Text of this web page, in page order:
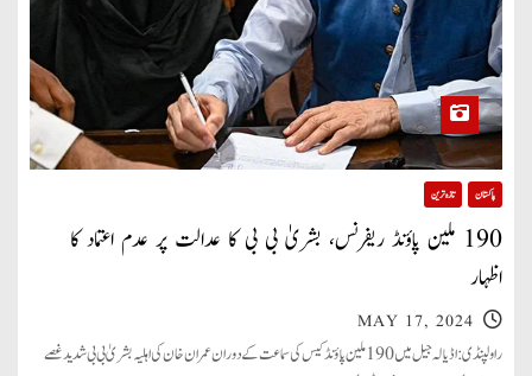
پاکستان تازہ ترین
190 ملین پاؤنڈ ریفرنس، بشریٰ بی بی کا عدالت پر عدم اعتماد کا
اظہار
MAY 17, 2024
راولپنڈی: اڈیالہ جیل میں 190 ملین پاؤنڈ کیس کی سماعت کے دوران عمران خان کی اہلیہ بشریٰ بی بی شدید غصے